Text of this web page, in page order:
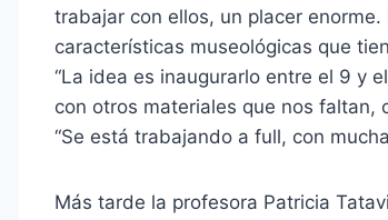
trabajar con ellos, un placer
características museológicas que
“La idea es inaugurarlo entre el 9 y
con otros materiales que nos faltan,
“Se está trabajando a full, con
Más tarde la profesora Patricia